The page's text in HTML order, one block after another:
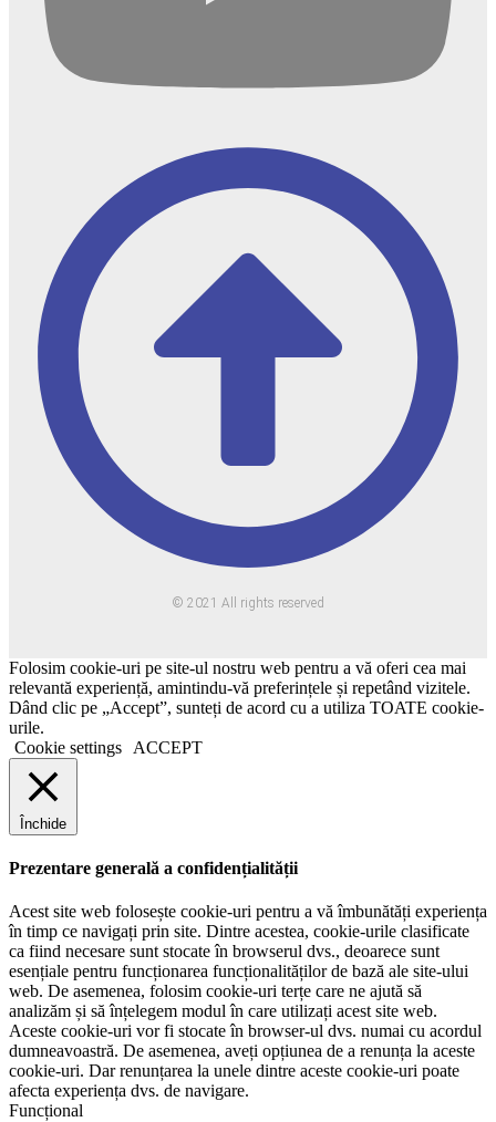
© 2021 All rights reserved
Folosim cookie-uri pe site-ul nostru web pentru a vă oferi cea mai
relevantă experiență, amintindu-vă preferințele și repetând vizitele.
Dând clic pe „Accept”, sunteți de acord cu a utiliza TOATE cookie-
urile.
Cookie settings
ACCEPT
Închide
Prezentare generală a confidențialității
Acest site web folosește cookie-uri pentru a vă îmbunătăți experiența
în timp ce navigați prin site. Dintre acestea, cookie-urile clasificate
ca fiind necesare sunt stocate în browserul dvs., deoarece sunt
esențiale pentru funcționarea funcționalităților de bază ale site-ului
web. De asemenea, folosim cookie-uri terțe care ne ajută să
analizăm și să înțelegem modul în care utilizați acest site web.
Aceste cookie-uri vor fi stocate în browser-ul dvs. numai cu acordul
dumneavoastră. De asemenea, aveți opțiunea de a renunța la aceste
cookie-uri. Dar renunțarea la unele dintre aceste cookie-uri poate
afecta experiența dvs. de navigare.
Funcțional